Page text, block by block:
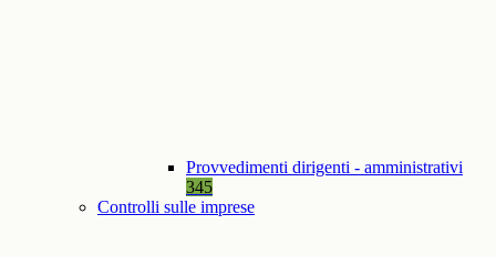
Provvedimenti dirigenti - amministrativi
345
Controlli sulle imprese